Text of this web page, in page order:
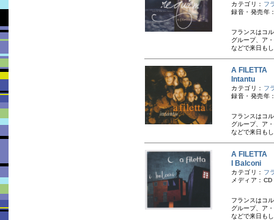
カテゴリ： フ
録音・発売年
フランスはコ
グループ、ア
などで来日も
A FILETTA
Intantu
カテゴリ： フ
録音・発売年
フランスはコ
グループ、ア
などで来日も
A FILETTA
I Balconi
カテゴリ： フ
メディア：CD
フランスはコ
グループ、ア
などで来日も